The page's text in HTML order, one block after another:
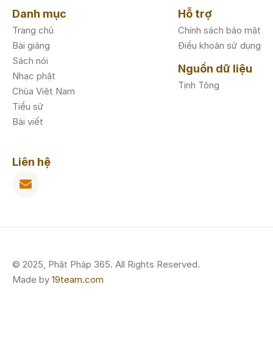
Danh mục
Trang chủ
Bài giảng
Sách nói
Nhạc phật
Chùa Việt Nam
Tiểu sử
Bài viết
Hỗ trợ
Chính sách bảo mật
Điều khoản sử dụng
Nguồn dữ liệu
Tịnh Tông
Liên hệ
© 2025, Phật Pháp 365. All Rights Reserved.
Made by 19team.com